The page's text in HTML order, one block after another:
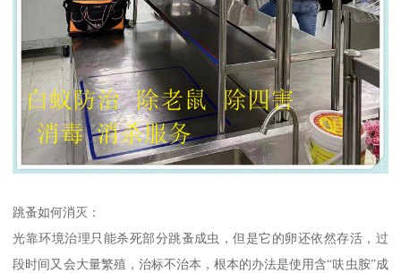
跳蚤如何消灭：
光靠环境治理只能杀死部分跳蚤成虫，但是它的卵还依然存活，过
段时间又会大量繁殖，治标不治本，根本的办法是使用含“呋虫胺”成